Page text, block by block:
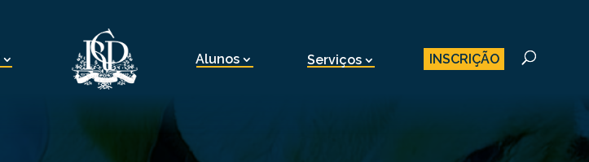
Alunos Serviços INSCRIÇÃO